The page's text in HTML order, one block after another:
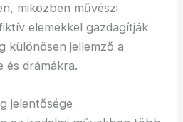
miközben művészi
elemekkel gazdagítják
különösen jellemző a
és drámákra.
jelentősége